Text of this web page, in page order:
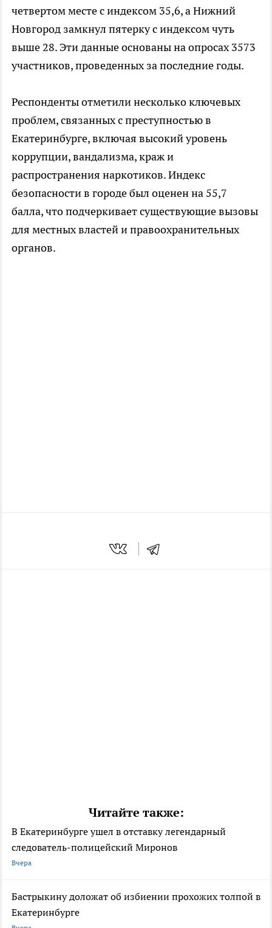
четвертом месте с индексом 35,6, а Нижний
Новгород замкнул пятерку с индексом чуть
выше 28. Эти данные основаны на опросах 3573
участников, проведенных за последние годы.
Респонденты отметили несколько ключевых
проблем, связанных с преступностью в
Екатеринбурге, включая высокий уровень
коррупции, вандализма, краж и
распространения наркотиков. Индекс
безопасности в городе был оценен на 55,7
балла, что подчеркивает существующие вызовы
для местных властей и правоохранительных
органов.
Читайте также:
В Екатеринбурге ушел в отставку легендарный
следователь-полицейский Миронов
Вчера
Бастрыкину доложат об избиении прохожих толпой в
Екатеринбурге